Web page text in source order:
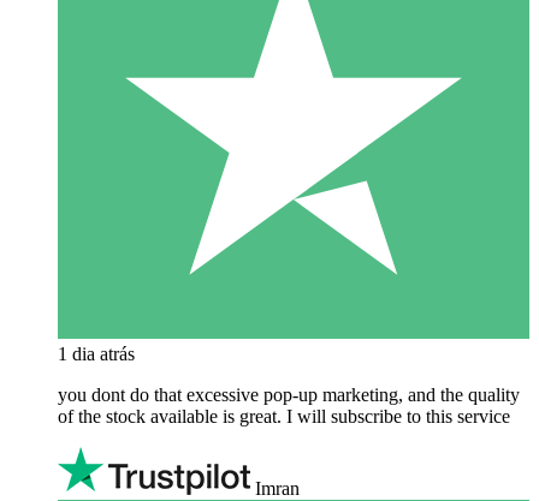
1 dia atrás
you dont do that excessive pop-up marketing, and the quality
of the stock available is great. I will subscribe to this service
Imran